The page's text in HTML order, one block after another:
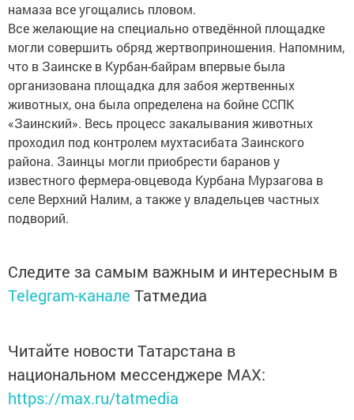
намаза все угощались пловом.
Все желающие на специально отведённой площадке
могли совершить обряд жертвоприношения. Напомним,
что в Заинске в Курбан-байрам впервые была
организована площадка для забоя жертвенных
животных, она была определена на бойне ССПК
«Заинский». Весь процесс закалывания животных
проходил под контролем мухтасибата Заинского
района. Заинцы могли приобрести баранов у
известного фермера-овцевода Курбана Мурзагова в
селе Верхний Налим, а также у владельцев частных
подворий.
Следите за самым важным и интересным в
Telegram-канале Татмедиа
Читайте новости Татарстана в
национальном мессенджере MАХ:
https://max.ru/tatmedia